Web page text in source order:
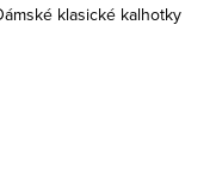
klasické kalhotky